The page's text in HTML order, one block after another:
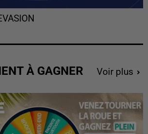
À GAGNER Voir plus